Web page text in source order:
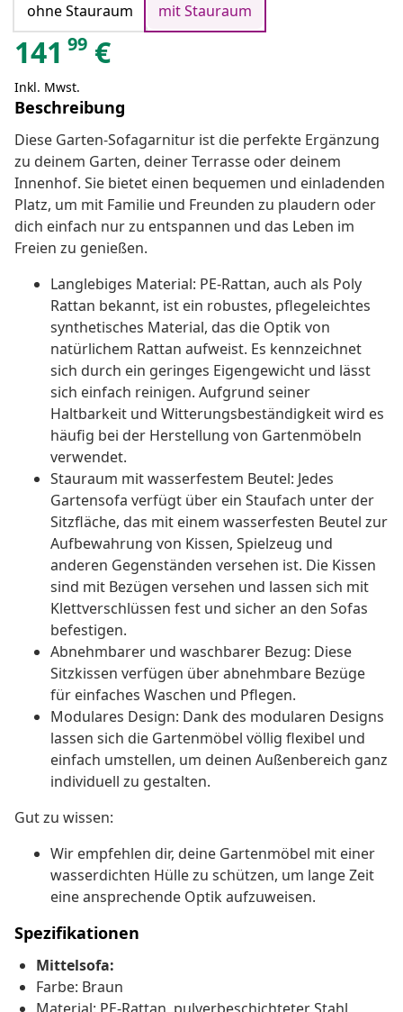
ohne Stauraum
mit Stauraum
141 99 €
Inkl. Mwst.
Beschreibung
Diese Garten-Sofagarnitur ist die perfekte Ergänzung
zu deinem Garten, deiner Terrasse oder deinem
Innenhof. Sie bietet einen bequemen und einladenden
Platz, um mit Familie und Freunden zu plaudern oder
dich einfach nur zu entspannen und das Leben im
Freien zu genießen.
Langlebiges Material: PE-Rattan, auch als Poly
Rattan bekannt, ist ein robustes, pflegeleichtes
synthetisches Material, das die Optik von
natürlichem Rattan aufweist. Es kennzeichnet
sich durch ein geringes Eigengewicht und lässt
sich einfach reinigen. Aufgrund seiner
Haltbarkeit und Witterungsbeständigkeit wird es
häufig bei der Herstellung von Gartenmöbeln
verwendet.
Stauraum mit wasserfestem Beutel: Jedes
Gartensofa verfügt über ein Staufach unter der
Sitzfläche, das mit einem wasserfesten Beutel zur
Aufbewahrung von Kissen, Spielzeug und
anderen Gegenständen versehen ist. Die Kissen
sind mit Bezügen versehen und lassen sich mit
Klettverschlüssen fest und sicher an den Sofas
befestigen.
Abnehmbarer und waschbarer Bezug: Diese
Sitzkissen verfügen über abnehmbare Bezüge
für einfaches Waschen und Pflegen.
Modulares Design: Dank des modularen Designs
lassen sich die Gartenmöbel völlig flexibel und
einfach umstellen, um deinen Außenbereich ganz
individuell zu gestalten.
Gut zu wissen:
Wir empfehlen dir, deine Gartenmöbel mit einer
wasserdichten Hülle zu schützen, um lange Zeit
eine ansprechende Optik aufzuweisen.
Spezifikationen
Mittelsofa:
Farbe: Braun